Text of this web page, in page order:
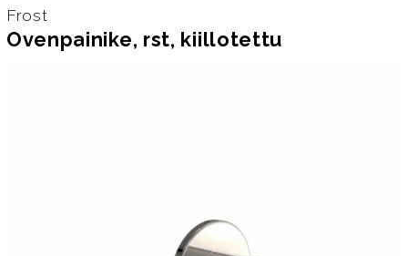
Frost
Ovenpainike, rst, kiillotettu